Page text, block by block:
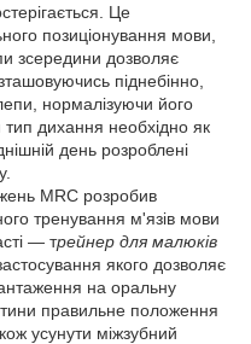
Це
позиціонування мови,
зсередини дозволяє
піднебінно,
нормалізуючи його
дихання необхідно як
день розроблені
MRC розробив
тренування м'язів мови
― трейнер для малюків
якого дозволяє
на оральну
правильне положення
усунути міжзубний